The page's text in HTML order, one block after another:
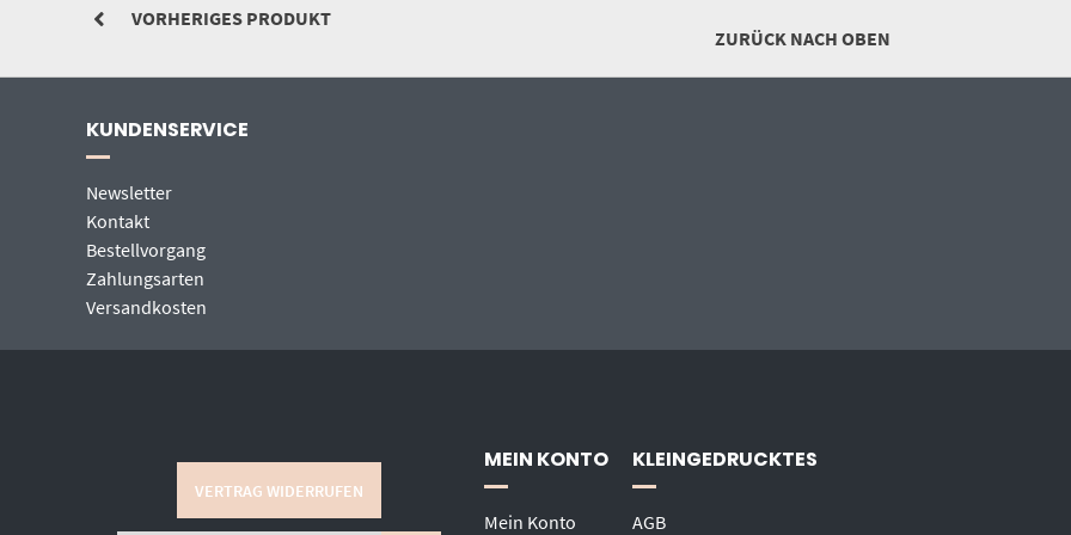
VORHERIGES PRODUKT
ZURÜCK NACH OBEN
KUNDENSERVICE
Newsletter
Kontakt
Bestellvorgang
Zahlungsarten
Versandkosten
VERTRAG WIDERRUFEN
MEIN KONTO
Mein Konto
KLEINGEDRUCKTES
AGB